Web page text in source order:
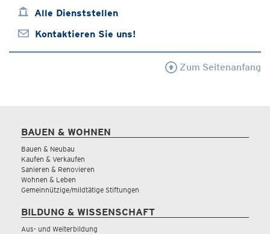
Alle Dienststellen
Kontaktieren Sie uns!
Zum Seitenanfang
BAUEN & WOHNEN
Bauen & Neubau
Kaufen & Verkaufen
Sanieren & Renovieren
Wohnen & Leben
Gemeinnützige/mildtätige Stiftungen
BILDUNG & WISSENSCHAFT
Aus- und Weiterbildung